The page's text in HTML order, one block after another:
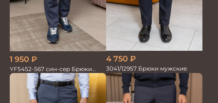
1 950 ₽
YF5452-567 син-сер Брюки
мужские
4 750 ₽
3041/12957 Брюки мужские